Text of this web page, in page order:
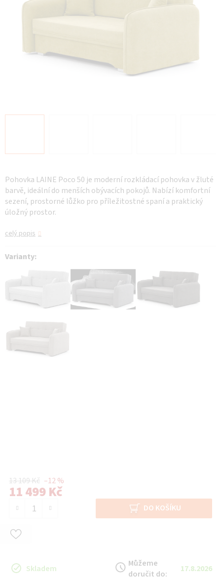
Pohovka LAINE Poco 50 je moderní rozkládací pohovka v žluté
barvě, ideální do menších obývacích pokojů. Nabízí komfortní
sezení, prostorné lůžko pro příležitostné spaní a praktický
úložný prostor.
celý popis
13 109 Kč –12 %
11 499 Kč
DO KOŠÍKU
Skladem
Můžeme
doručit do:
17.8.2026
Varianty: